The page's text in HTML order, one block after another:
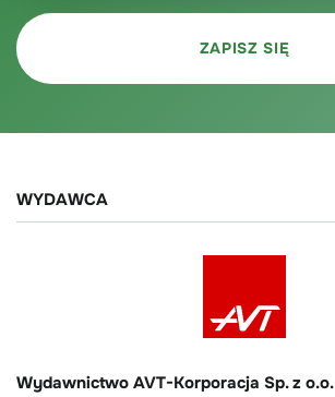
WYDAWCA
Wydawnictwo AVT-Korporacja Sp. z o.o.